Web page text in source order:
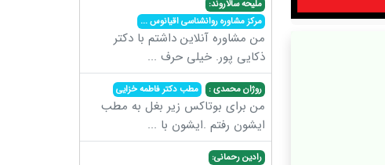
ملیحه سالاروند:
مرکز مشاوره روانشناسی اقیانوس...
من مشاوره آنلاین داشتم با دکتر
ذکایی پور. خیلی حرف ...
روژان محمدی : مطب دکتر فاطمه خزایی
من برای بوتاکس زیر بغل به مطب
ایشون رفتم .ایشون با ...
رادین رحمانی: